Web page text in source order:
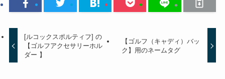
[ルコックスポルティフ] の
【ゴルフアクセサリーホル
ダー 】
【ゴルフ（キャディ）バッ
ク】用のネームタグ